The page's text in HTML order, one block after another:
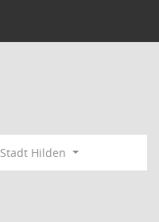
Stadt Hilden